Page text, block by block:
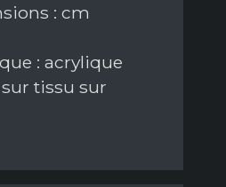
: cm
: acrylique
tissu sur